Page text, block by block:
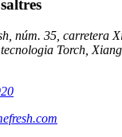
núm. 35, carretera
Torch,